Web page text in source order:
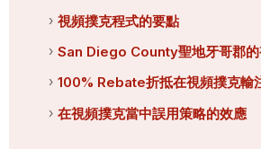
視頻撲克程式的要點
San Diego County聖地牙哥郡的
100% Rebate折抵在視頻撲克輸
在視頻撲克當中誤用策略的效應